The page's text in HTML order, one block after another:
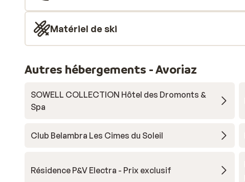
Matériel de ski
Autres hébergements - Avoriaz
SOWELL COLLECTION Hôtel des Dromonts &
Spa
Club Belambra Les Cimes du Soleil
Résidence P&V Electra - Prix exclusif